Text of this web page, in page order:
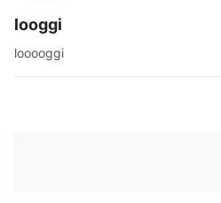
looggi
looooggi